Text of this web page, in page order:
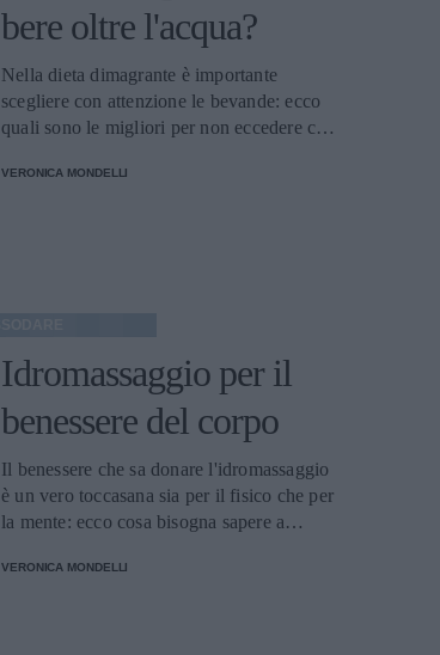
bere oltre l'acqua?
Nella dieta dimagrante è importante
scegliere con attenzione le bevande: ecco
quali sono le migliori per non eccedere con
VERONICA MONDELLI
Idromassaggio per il
benessere del corpo
Il benessere che sa donare l'idromassaggio
è un vero toccasana sia per il fisico che per
la mente: ecco cosa bisogna sapere a
VERONICA MONDELLI